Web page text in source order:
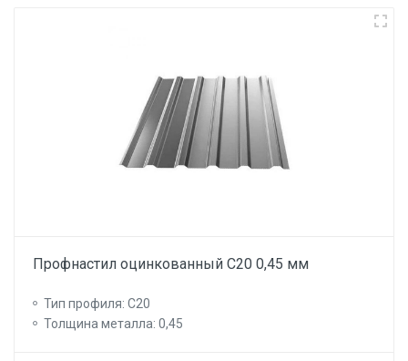
Профнастил оцинкованный С20 0,45 мм
Тип профиля: С20
Толщина металла: 0,45